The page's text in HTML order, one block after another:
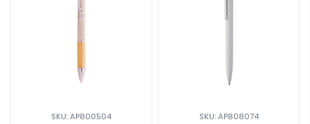
SKU: AP800504 SKU: AP808074